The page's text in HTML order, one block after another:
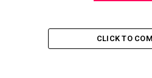
CLICK TO